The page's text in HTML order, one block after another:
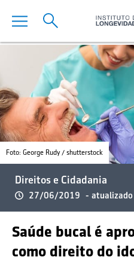
Foto: George Rudy / shutterstock
Direitos e Cidadania
27/06/2019 -
Saúde bucal é
como direito do